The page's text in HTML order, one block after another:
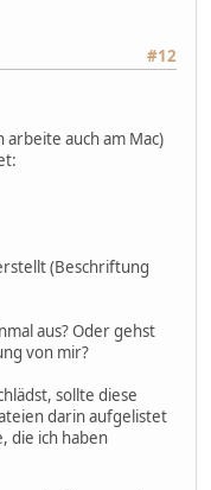
#12
arbeite auch am Mac)
(Beschriftung
aus? Oder gehst
von mir?
sollte diese
darin aufgelistet
die ich haben